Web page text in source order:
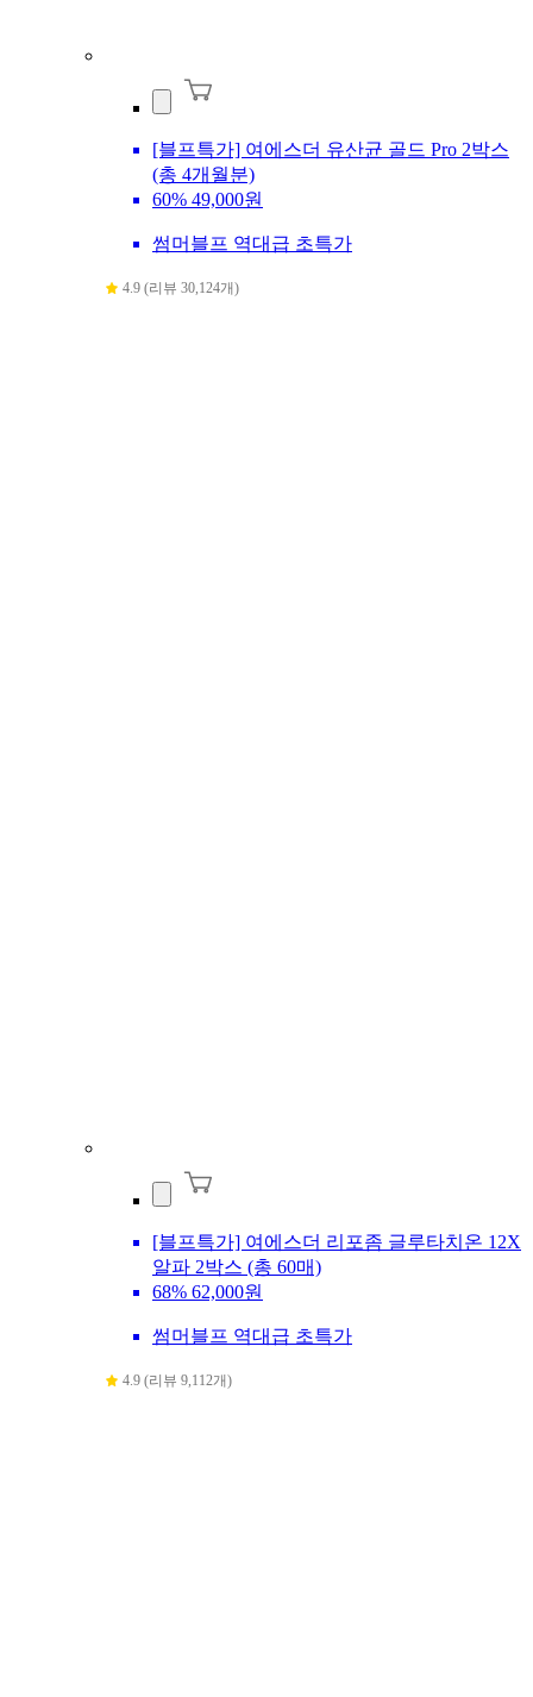
[블프특가] 여에스더 유산균 골드 Pro 2박스
(총 4개월분)
60% 49,000원
썸머블프 역대급 초특가
4.9 (리뷰 30,124개)
[블프특가] 여에스더 리포좀 글루타치온 12X
알파 2박스 (총 60매)
68% 62,000원
썸머블프 역대급 초특가
4.9 (리뷰 9,112개)